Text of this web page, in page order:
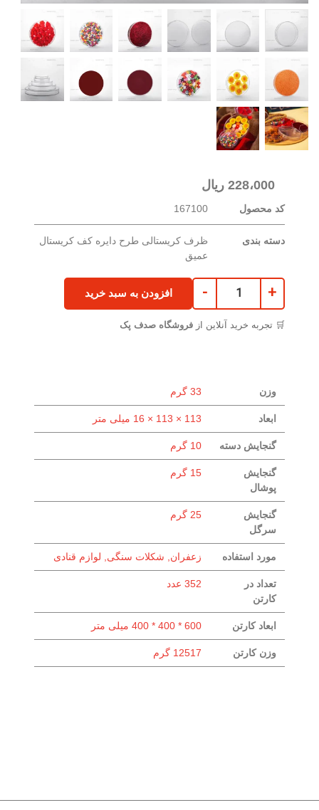
228،000 ریال
کد محصول 167100
دسته بندی
ظرف کریستالی طرح دایره کف کریستال
عمیق
افزودن به سبد خرید +
-
🛒 تجربه خرید آنلاین از فروشگاه صدف پک
وزن 33 گرم
ابعاد 113 × 113 × 16 میلی متر
گنجایش دسته 10 گرم
گنجایش
پوشال
15 گرم
گنجایش
سرگل
25 گرم
مورد استفاده زعفران, شکلات سنگی, لوازم قنادی
تعداد در
کارتن
352 عدد
ابعاد کارتن 600 * 400 * 400 میلی متر
وزن کارتن 12517 گرم